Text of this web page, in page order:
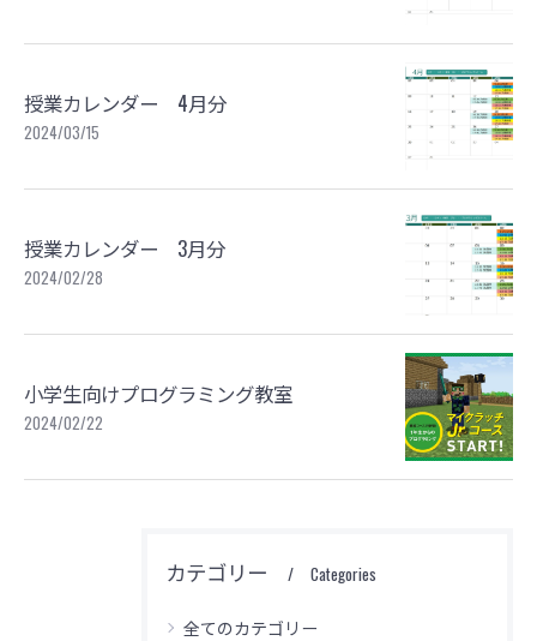
授業カレンダー 4月分
2024/03/15
授業カレンダー 3月分
2024/02/28
小学生向けプログラミング教室
2024/02/22
カテゴリー Categories
全てのカテゴリー